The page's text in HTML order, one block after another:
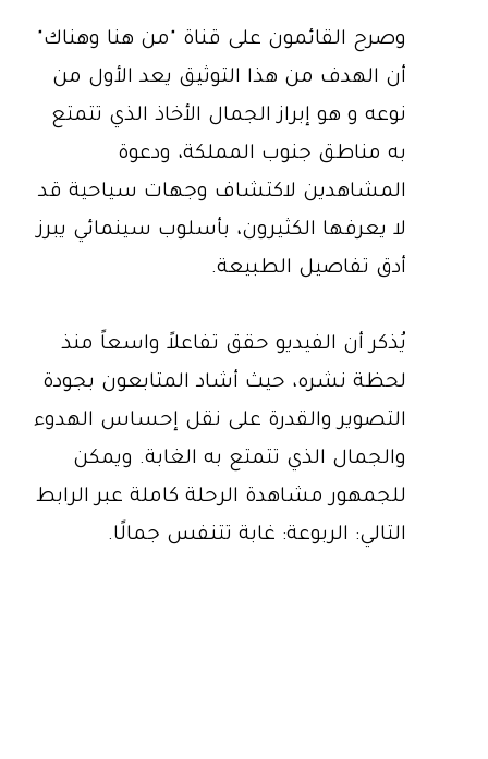
وصرح القائمون على قناة "من هنا وهناك"
أن الهدف من هذا التوثيق يعد الأول من
نوعه و هو إبراز الجمال الأخاذ الذي تتمتع
به مناطق جنوب المملكة، ودعوة
المشاهدين لاكتشاف وجهات سياحية قد
لا يعرفها الكثيرون، بأسلوب سينمائي يبرز
أدق تفاصيل الطبيعة.
يُذكر أن الفيديو حقق تفاعلاً واسعاً منذ
لحظة نشره، حيث أشاد المتابعون بجودة
التصوير والقدرة على نقل إحساس الهدوء
والجمال الذي تتمتع به الغابة. ويمكن
للجمهور مشاهدة الرحلة كاملة عبر الرابط
التالي: الربوعة: غابة تتنفس جمالًا.